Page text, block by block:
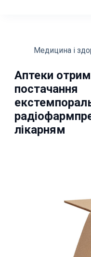
Медицина і
Аптеки
постачання
лікарням